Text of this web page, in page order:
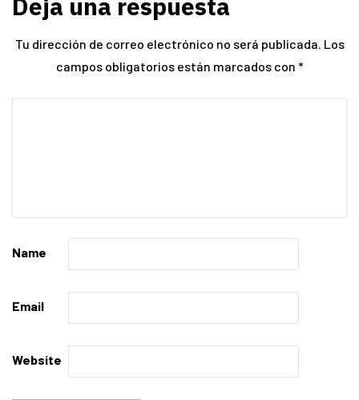
Tu dirección de correo electrónico no será publicada. Los
campos obligatorios están marcados con *
Name
Email
Website